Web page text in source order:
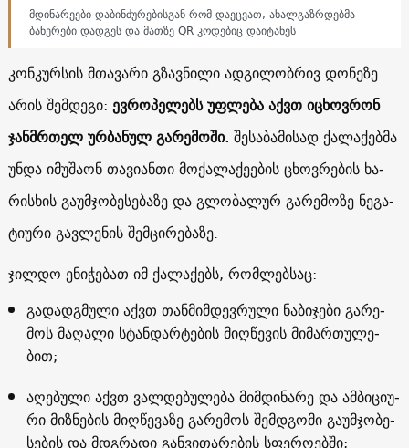
მდინარეები დაბინძურებისგან რომ დაეცვათ, ახალგაზრდებმა
ბანერები დადგეს და მათზე QR კოდებიც დაიტანეს
კონ­კურ­სის მთა­ვა­რი გზავ­ნი­ლი ად­გი­ლობ­რივ დო­ნე­ზე
არის შემ­დე­გი: ევ­რო­პე­ლებს უფ­ლე­ბა აქვთ იცხოვ­რონ
ჯან­მრთელ ურ­ბა­ნულ გა­რე­მო­ში. შე­სა­ბა­მი­სად ქა­ლა­ქებ­მა
უნ­და იმუ­შა­ონ თა­ვი­ან­თი მო­ქა­ლა­ქე­ე­ბის ცხოვ­რე­ბის ხა­
რის­ხის გა­უმ­ჯო­ბე­სე­ბა­ზე და გლო­ბა­ლურ გა­რე­მო­ზე ნე­გა­
ტი­უ­რი გავ­ლე­ნის შემ­ცი­რე­ბა­ზე.
ჯილ­დო ენი­ჭე­ბათ იმ ქა­ლა­ქებს, რომ­ლებ­საც:
გა­დად­გმუ­ლი აქვთ თან­მიმ­დევ­რუ­ლი ნა­ბი­ჯე­ბი გა­რე­
მოს მა­ღა­ლი სტან­დარ­ტე­ბის მიღ­წე­ვის მი­მარ­თუ­ლე­
ბით;
აღე­ბუ­ლი აქვთ ვალ­დე­ბუ­ლე­ბა მიმ­დი­ნა­რე და ამ­ბი­ცი­უ­
რი მიზ­ნე­ბის მიღ­წე­ვა­ზე გა­რე­მოს შემ­დგო­მი გა­უმ­ჯო­ბე­
სე­ბის და მდგრა­დი გან­ვი­თა­რე­ბის სფე­რო­ებ­ში;